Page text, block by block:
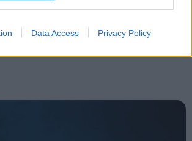
Data Access Privacy Policy
Det er både smukt, fascinerende
anledning til at samles om Solen,
vil vi give danskerne en
– og inspirere til ny viden og